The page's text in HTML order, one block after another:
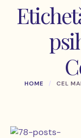
HOME / CEL